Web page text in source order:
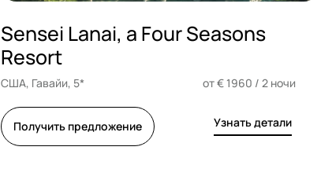
Sensei Lanai, a Four Seasons
Resort
США, Гавайи, 5* от € 1960 / 2 ночи
Получить предложение Узнать детали